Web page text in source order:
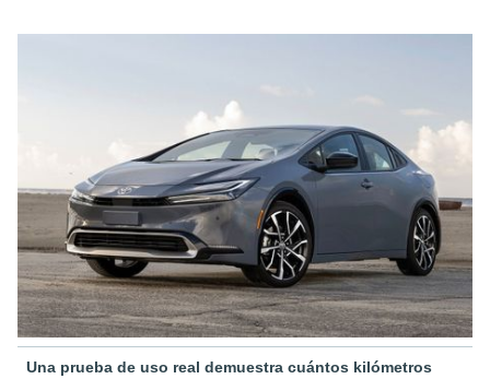
Una prueba de uso real demuestra cuántos kilómetros